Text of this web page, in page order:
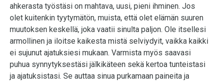
ahkerasta työstäsi on mahtava, uusi, pieni ihminen. Jos
olet kuitenkin tyytymätön, muista, että olet elämän suuren
muutoksen keskellä, joka vaatii sinulta paljon. Ole itsellesi
armollinen ja iloitse kaikesta mistä selviydyit, vaikka kaikki
ei sujunut ajatuksiesi mukaan. Varmista myös saavasi
puhua synnytyksestäsi jälkikäteen sekä kertoa tunteistasi
ja ajatuksistasi. Se auttaa sinua purkamaan paineita ja